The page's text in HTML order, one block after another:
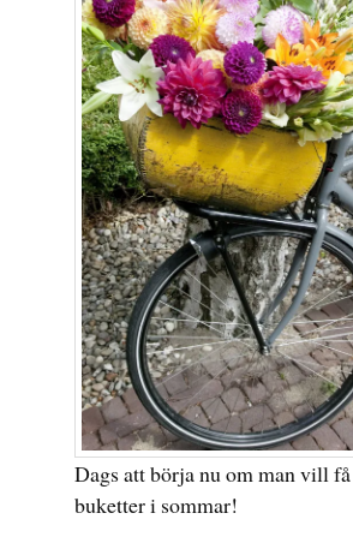
Dags att börja nu om man vill
buketter i sommar!